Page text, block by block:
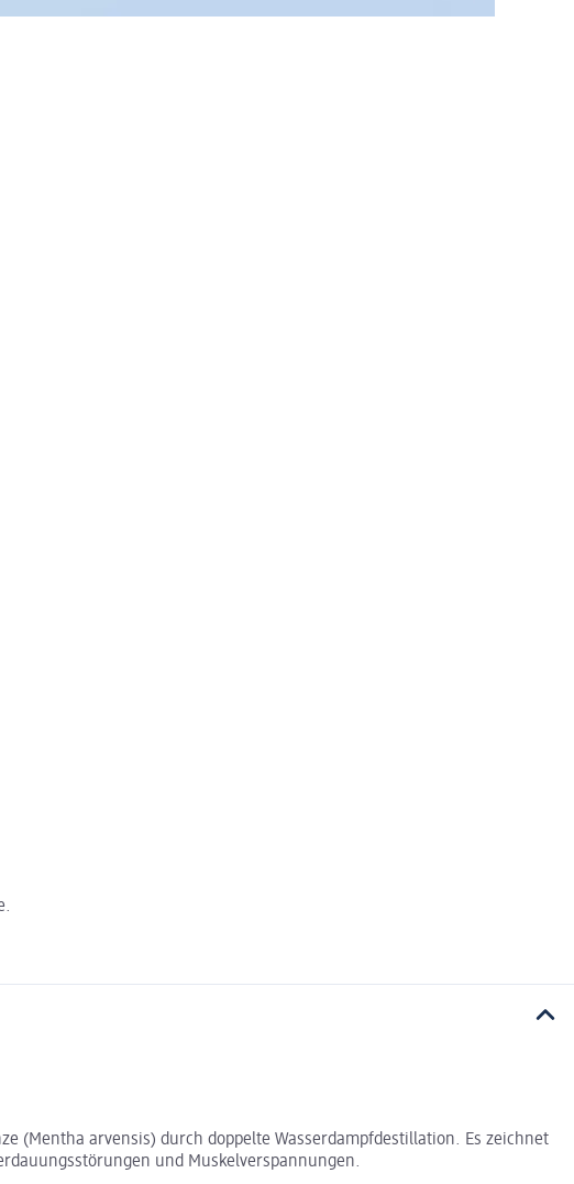
(Mentha arvensis) durch doppelte Wasserdampfdestillation. Es zeichnet
und Muskelverspannungen.